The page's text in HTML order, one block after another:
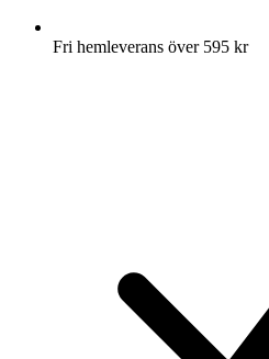
Fri hemleverans över 595 kr